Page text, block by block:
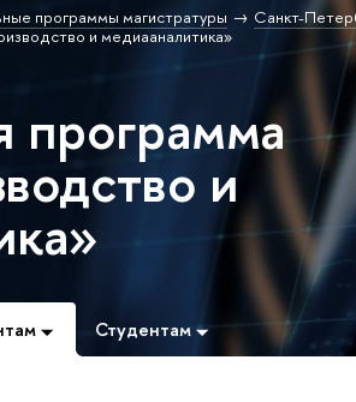
программы магистратуры
Санкт-
и медиааналитика»
программа
и
Студентам